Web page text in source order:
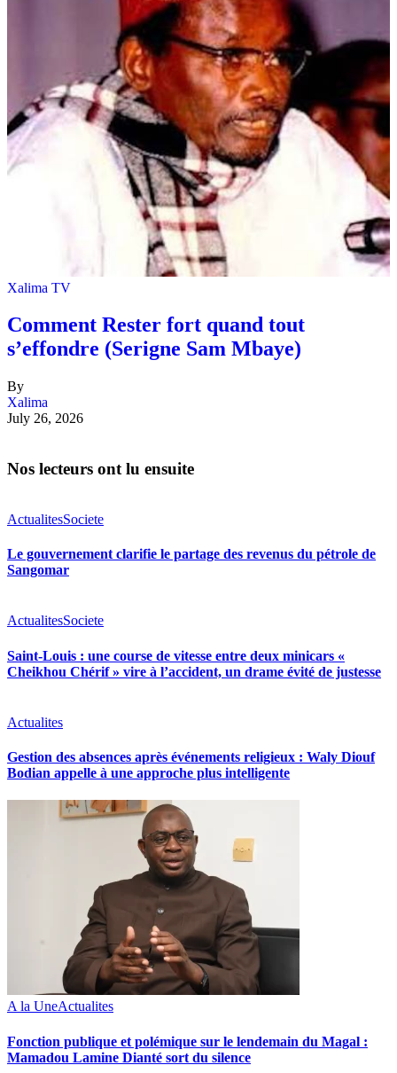
Xalima TV
Comment Rester fort quand tout
s’effondre (Serigne Sam Mbaye)
By
Xalima
July 26, 2026
Nos lecteurs ont lu ensuite
ActualitesSociete
Le gouvernement clarifie le partage des revenus du pétrole de
Sangomar
ActualitesSociete
Saint-Louis : une course de vitesse entre deux minicars «
Cheikhou Chérif » vire à l’accident, un drame évité de justesse
Actualites
Gestion des absences après événements religieux : Waly Diouf
Bodian appelle à une approche plus intelligente
A la UneActualites
Fonction publique et polémique sur le lendemain du Magal :
Mamadou Lamine Dianté sort du silence